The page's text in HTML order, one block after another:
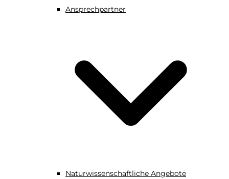
Ansprechpartner
Naturwissenschaftliche Angebote